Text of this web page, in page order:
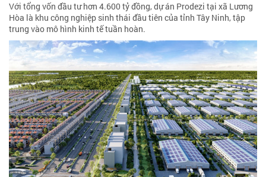
Với tổng vốn đầu tư hơn 4.600 tỷ đồng, dự án Prodezi tại xã Lương
Hòa là khu công nghiệp sinh thái đầu tiên của tỉnh Tây Ninh, tập
trung vào mô hình kinh tế tuần hoàn.